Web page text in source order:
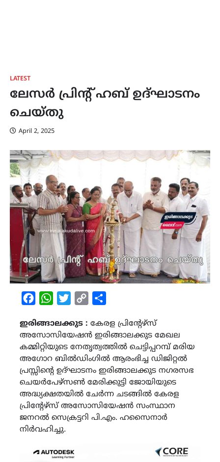
LATEST
ലേസർ പ്രിന്റ് ഹബ് ഉദ്ഘാടനം
ചെയ്തു
April 2, 2025
FacebookWhatsAppTwitterCopy
ഇരിങ്ങാലക്കുട : കേരള പ്രിന്റേഴ്സ്
അസോസിയേഷൻ ഇരിങ്ങാലക്കുട മേഖല
കമ്മിറ്റിയുടെ നേതൃത്വത്തിൽ ചെട്ടിപ്പറമ്പ് മരിയ
അഗോറ ബിൽഡിംഗിൽ ആരംഭിച്ച ഡിജിറ്റൽ
പ്രസ്സിന്റെ ഉദ്ഘാടനം ഇരിങ്ങാലക്കുട നഗരസഭ
ചെയർപേഴ്സൺ മേരിക്കുട്ടി ജോയിയുടെ
അദ്ധ്യക്ഷതയിൽ ചേർന്ന ചടങ്ങിൽ കേരള
പ്രിന്റേഴ്സ് അസോസിയേഷൻ സംസ്ഥാന
ജനറൽ സെക്രട്ടറി പി.എം. ഹസൈനാർ
നിർവഹിച്ചു.